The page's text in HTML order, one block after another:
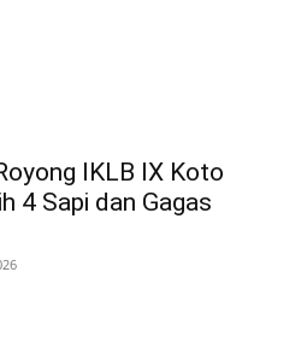
IKLB IX Koto
4 Sapi dan Gagas